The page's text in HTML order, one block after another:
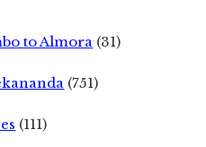
to Almora (31)
(751)
(111)